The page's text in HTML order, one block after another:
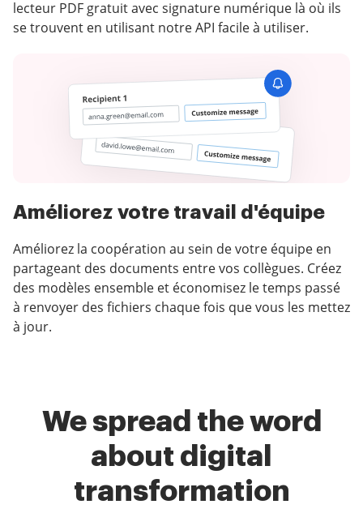
lecteur PDF gratuit avec signature numérique là où ils
se trouvent en utilisant notre API facile à utiliser.
Améliorez votre travail d'équipe
Améliorez la coopération au sein de votre équipe en
partageant des documents entre vos collègues. Créez
des modèles ensemble et économisez le temps passé
à renvoyer des fichiers chaque fois que vous les mettez
à jour.
We spread the word
about digital
transformation